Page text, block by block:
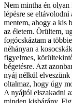
Nem mintha én
lépésre se
mentem, ahogy a kis
az életem. Örültem,
fogócskáztam a
néhányan a
figyelmes,
bégetésre. Azt
nyáj nélkül elveszünk
oltalmaz, hogy úgy
A nyájtól elszakadni
minden kisbárány.